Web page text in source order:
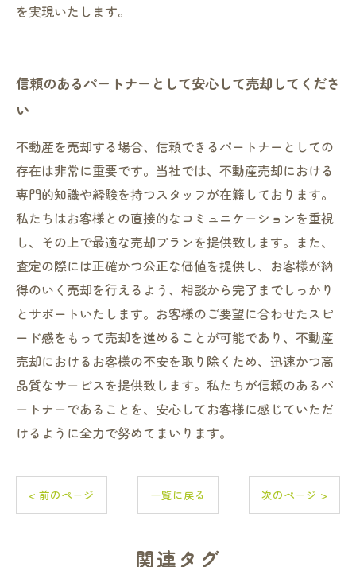
を実現いたします。
信頼のあるパートナーとして安心して売却してくださ
い
不動産を売却する場合、信頼できるパートナーとしての
存在は非常に重要です。当社では、不動産売却における
専門的知識や経験を持つスタッフが在籍しております。
私たちはお客様との直接的なコミュニケーションを重視
し、その上で最適な売却プランを提供致します。また、
査定の際には正確かつ公正な価値を提供し、お客様が納
得のいく売却を行えるよう、相談から完了までしっかり
とサポートいたします。お客様のご要望に合わせたスピ
ード感をもって売却を進めることが可能であり、不動産
売却におけるお客様の不安を取り除くため、迅速かつ高
品質なサービスを提供致します。私たちが信頼のあるパ
ートナーであることを、安心してお客様に感じていただ
けるように全力で努めてまいります。
< 前のページ 一覧に戻る 次のページ >
関連タグ